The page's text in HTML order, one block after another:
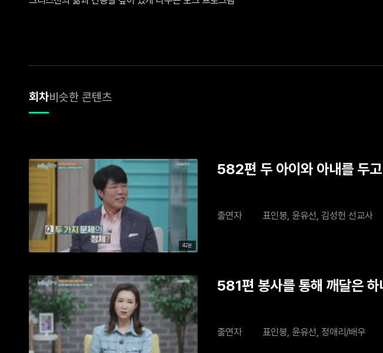
회차비슷한 콘텐츠
42분
582편 두 아이와 아내를 두
출연자 표인봉, 윤유선, 김성헌 선교사
581편 봉사를 통해 깨달은 하
출연자 표인봉, 윤유선, 정애리/배우